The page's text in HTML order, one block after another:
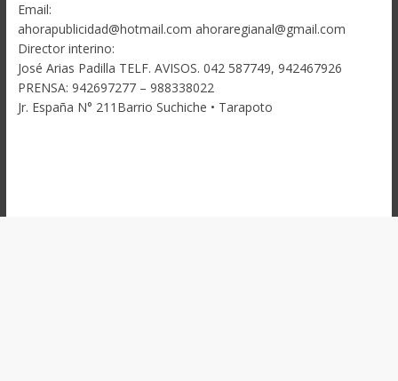
Email:
ahorapublicidad@hotmail.com ahoraregianal@gmail.com
Director interino:
José Arias Padilla TELF. AVISOS. 042 587749, 942467926
PRENSA: 942697277 – 988338022
Jr. España N° 211Barrio Suchiche • Tarapoto